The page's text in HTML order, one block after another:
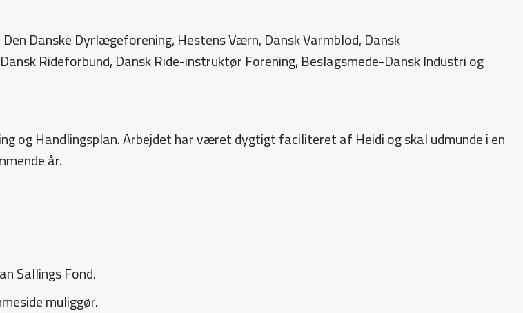
Danske Dyrlægeforening, Hestens Værn, Dansk Varmblod, Dansk
Rideforbund, Dansk Ride-instruktør Forening, Beslagsmede-Dansk Industri og
og Handlingsplan. Arbejdet har været dygtigt faciliteret af Heidi og skal udmunde i en
år.
Sallings Fond.
muliggør.